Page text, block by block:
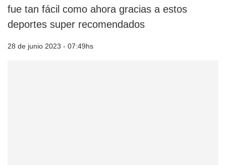
fue tan fácil como ahora gracias a estos
deportes super recomendados
28 de junio 2023 - 07:49hs